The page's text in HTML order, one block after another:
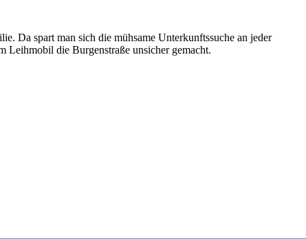
Da spart man sich die mühsame Unterkunftssuche an jeder
Leihmobil die Burgenstraße unsicher gemacht.